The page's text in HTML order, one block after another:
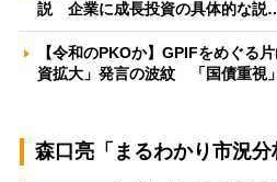
説 企業に成長投資の具体的な説
【令和のPKOか】GPIFをめぐる
資拡大」発言の波紋 「国債重視
森口亮「まるわかり市況分